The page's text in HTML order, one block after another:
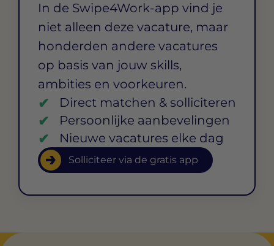
In de Swipe4Work-app vind je
niet alleen deze vacature, maar
honderden andere vacatures
op basis van jouw skills,
ambities en voorkeuren.
Direct matchen & solliciteren
Persoonlijke aanbevelingen
Nieuwe vacatures elke dag
Solliciteer via de gratis app